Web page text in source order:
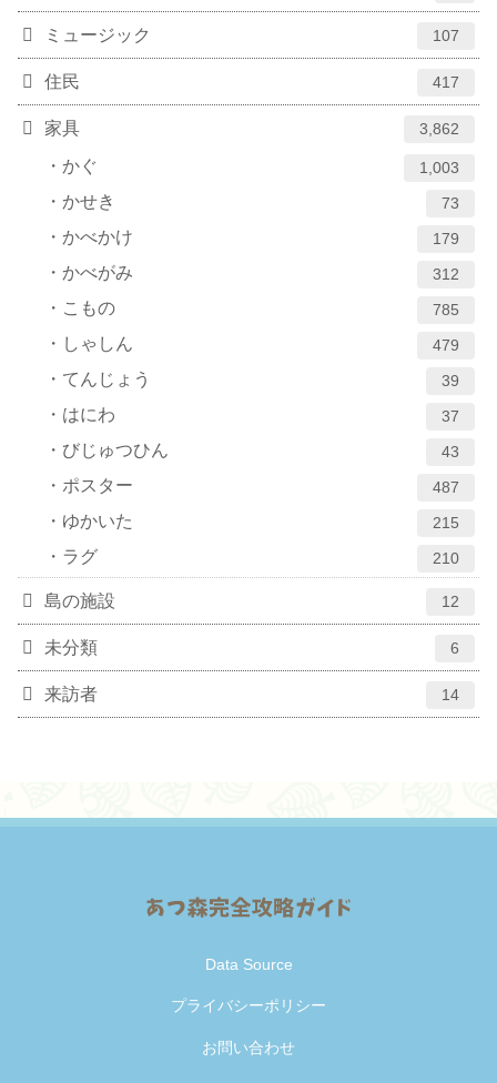
ミュージック 107
住民 417
家具 3,862
かぐ 1,003
かせき 73
かべかけ 179
かべがみ 312
こもの 785
しゃしん 479
てんじょう 39
はにわ 37
びじゅつひん 43
ポスター 487
ゆかいた 215
ラグ 210
島の施設 12
未分類 6
来訪者 14
Data Source
プライバシーポリシー
お問い合わせ